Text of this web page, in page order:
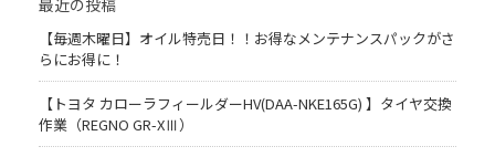
最近の投稿
【毎週木曜日】オイル特売日！！お得なメンテナンスパックがさ
らにお得に！
【トヨタ カローラフィールダーHV(DAA-NKE165G) 】タイヤ交換
作業（REGNO GR-XⅢ）